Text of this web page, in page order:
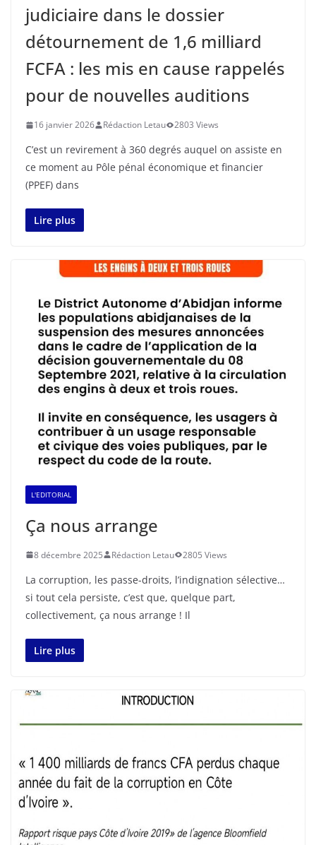
judiciaire dans le dossier
détournement de 1,6 milliard
FCFA : les mis en cause rappelés
pour de nouvelles auditions
16 janvier 2026 Rédaction Letau 2803 Views
C’est un revirement à 360 degrés auquel on assiste en
ce moment au Pôle pénal économique et financier
(PPEF) dans
Lire plus
L'EDITORIAL
Ça nous arrange
8 décembre 2025 Rédaction Letau 2805 Views
La corruption, les passe-droits, l’indignation sélective…
si tout cela persiste, c’est que, quelque part,
collectivement, ça nous arrange ! Il
Lire plus